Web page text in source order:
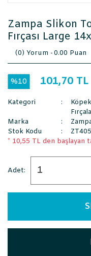
Zampa Slikon
Fırçası Large
(0) Yorum -0.00 Puan
%10 101,70 TL
Kategori
Marka
Stok Kodu
* 10,55 TL den başlayan
Adet: